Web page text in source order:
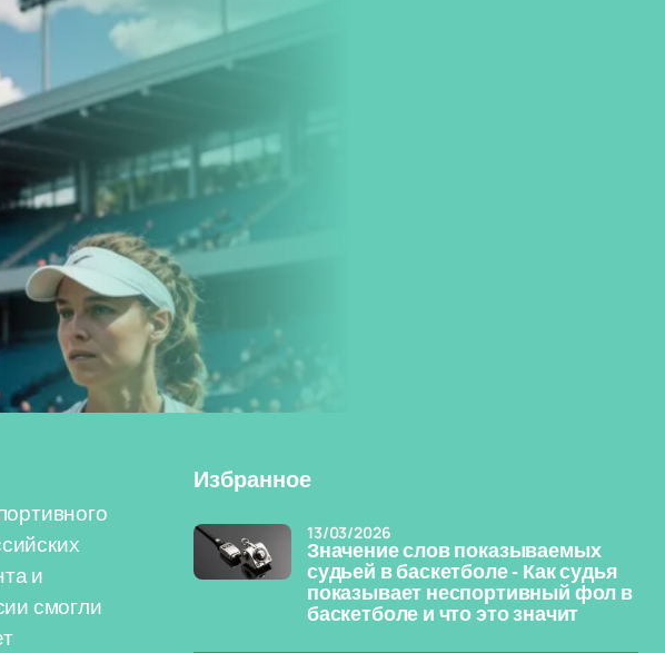
и
смогли
Избранное
Значение слов показываемых
судьей в баскетболе - Как судья
показывает неспортивный фол в
баскетболе и что это значит
13/03/2026